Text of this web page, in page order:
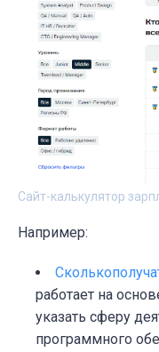
Cайт-калькулятор
Например:
работает на
указать сферу
программного